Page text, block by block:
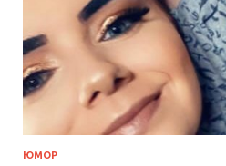
ЮМОР